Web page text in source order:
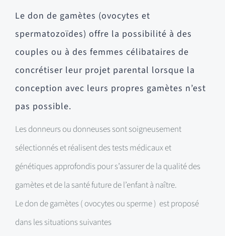
Le don de gamètes (ovocytes et
spermatozoïdes) offre la possibilité à des
couples ou à des femmes célibataires de
concrétiser leur projet parental lorsque la
conception avec leurs propres gamètes n’est
pas possible.
Les donneurs ou donneuses sont soigneusement
sélectionnés et réalisent des tests médicaux et
génétiques approfondis pour s’assurer de la qualité des
gamètes et de la santé future de l’enfant à naître.
Le don de gamètes ( ovocytes ou sperme ) est proposé
dans les situations suivantes